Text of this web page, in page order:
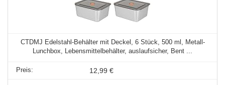
CTDMJ Edelstahl-Behälter mit Deckel, 6 Stück, 500 ml, Metall-
Lunchbox, Lebensmittelbehälter, auslaufsicher, Bent ...
12,99 €